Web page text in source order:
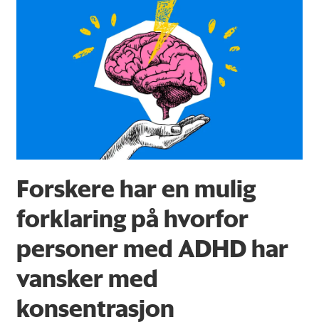
Forskere har en mulig
forklaring på hvorfor
personer med ADHD har
vansker med
konsentrasjon